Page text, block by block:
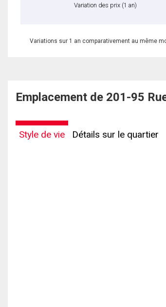
Variation des prix (1 an)
Variations sur 1 an comparativement au même
Emplacement de 201-95
Style de vie Détails sur le quartier